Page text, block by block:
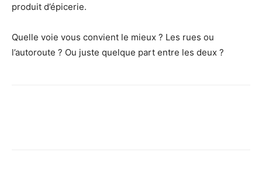
produit d’épicerie.
Quelle voie vous convient le mieux ? Les rues ou
l’autoroute ? Ou juste quelque part entre les deux ?